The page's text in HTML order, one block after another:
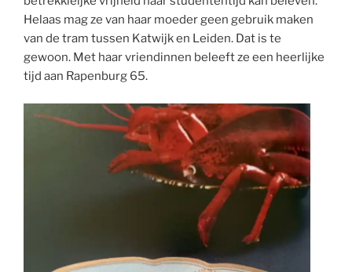
Helaas mag ze van haar moeder geen gebruik maken
van de tram tussen Katwijk en Leiden. Dat is te
gewoon. Met haar vriendinnen beleeft ze een heerlijke
tijd aan Rapenburg 65.